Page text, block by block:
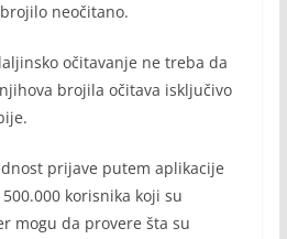
neočitano.
očitavanje ne treba da
brojila očitava isključivo
prijave putem aplikacije
korisnika koji su
mogu da provere šta su